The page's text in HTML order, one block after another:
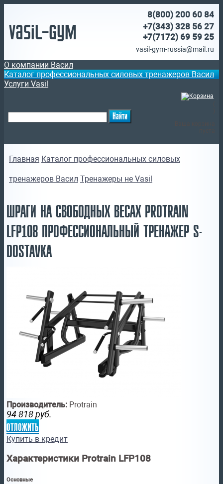
Vasil-Gym
8(800) 200 60 84
+7(343) 328 56 27
+7(7172) 69 59 25
vasil-gym-russia@mail.ru
О компании Васил
Каталог профессиональных силовых тренажеров Васил
Услуги Vasil
Главная Каталог профессиональных силовых
тренажеров Васил Тренажеры не Vasil
ШРАГИ НА СВОБОДНЫХ ВЕСАХ PROTRAIN
LFP108 ПРОФЕССИОНАЛЬНЫЙ ТРЕНАЖЕР S-
DOSTAVKA
Производитель: Protrain
94 818 руб.
отложить
Купить в кредит
Характеристики Protrain LFP108
Основные